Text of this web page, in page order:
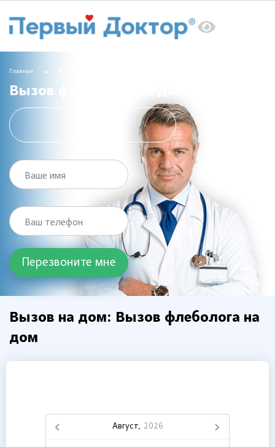
Главная
Вызов флеболога на дом
Ваше имя
Ваш телефон
Вызов на дом: Вызов флеболога на
дом
Август, 2026